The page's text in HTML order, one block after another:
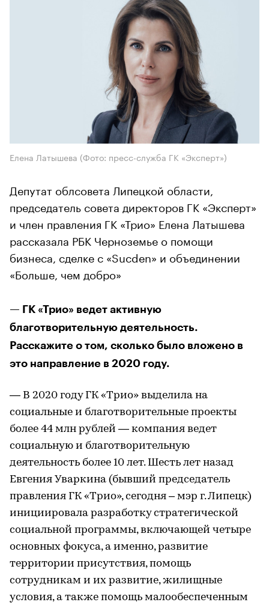
Елена Латышева (Фото: пресс-служба ГК «Эксперт»)
Депутат облсовета Липецкой области,
председатель совета директоров ГК «Эксперт»
и член правления ГК «Трио» Елена Латышева
рассказала РБК Черноземье о помощи
бизнеса, сделке с «Sucden» и объединении
«Больше, чем добро»
— ГК «Трио» ведет активную
благотворительную деятельность.
Расскажите о том, сколько было вложено в
это направление в 2020 году.
— В 2020 году ГК «Трио» выделила на
социальные и благотворительные проекты
более 44 млн рублей — компания ведет
социальную и благотворительную
деятельность более 10 лет. Шесть лет назад
Евгения Уваркина (бывший председатель
правления ГК «Трио», сегодня – мэр г. Липецк)
инициировала разработку стратегической
социальной программы, включающей четыре
основных фокуса, а именно, развитие
территории присутствия, помощь
сотрудникам и их развитие, жилищные
условия, а также помощь малообеспеченным